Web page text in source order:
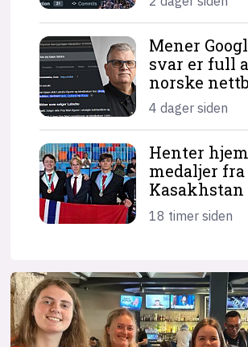
Mener
svar er full
norske
4 dager siden
Henter
medaljer fra
Kasakhstan
18 timer siden